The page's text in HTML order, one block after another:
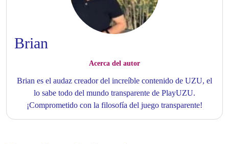
Brian
Acerca del autor
Brian es el audaz creador del increíble contenido de UZU, el
lo sabe todo del mundo transparente de PlayUZU.
¡Comprometido con la filosofía del juego transparente!